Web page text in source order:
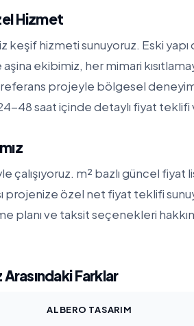
Hizmet
keşif hizmeti sunuyoruz. Eski
ekibimiz, her mimari
referans projeyle bölgesel
48 saat içinde detaylı fiyat
çalışıyoruz. m² bazlı güncel fiyat
projenize özel net fiyat teklifi
planı ve taksit seçenekleri
Farklar
ALBERO TASARIM